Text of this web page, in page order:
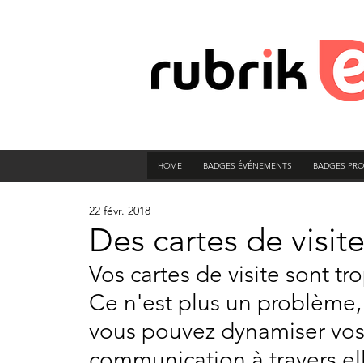
HOME BADGES ÉVÉNEMENTS BADGES
Des cartes de
22 févr. 2018
Vos cartes de visite sont
Ce n'est plus un
vous pouvez dynamiser